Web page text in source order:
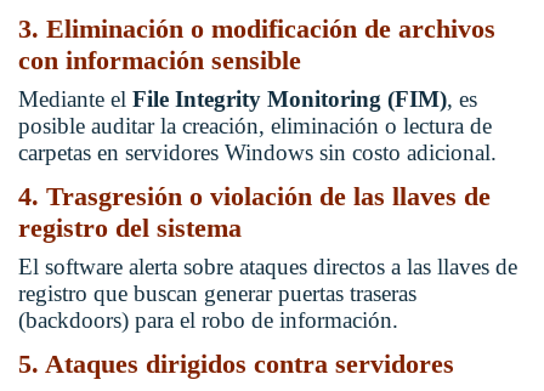
3. Eliminación o modificación de archivos
con información sensible
Mediante el File Integrity Monitoring (FIM), es
posible auditar la creación, eliminación o lectura de
carpetas en servidores Windows sin costo adicional.
4. Trasgresión o violación de las llaves de
registro del sistema
El software alerta sobre ataques directos a las llaves de
registro que buscan generar puertas traseras
(backdoors) para el robo de información.
5. Ataques dirigidos contra servidores